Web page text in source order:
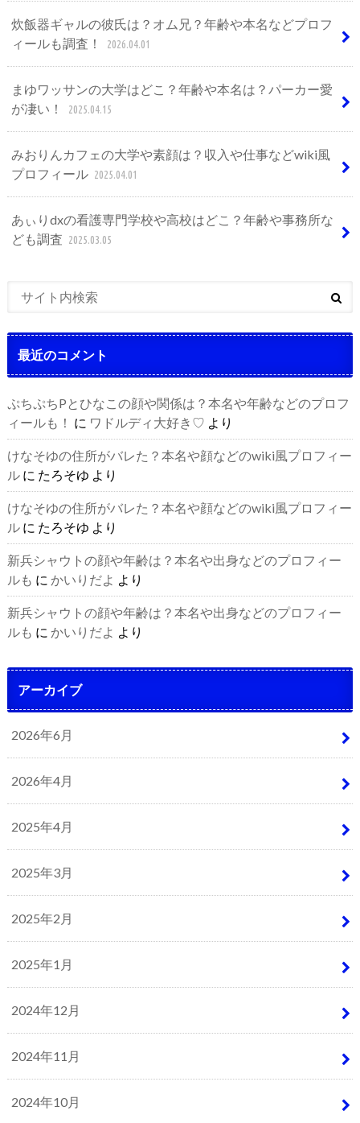
炊飯器ギャルの彼氏は？オム兄？年齢や本名などプロフ
ィールも調査！
2026.04.01
まゆワッサンの大学はどこ？年齢や本名は？パーカー愛
が凄い！
2025.04.15
みおりんカフェの大学や素顔は？収入や仕事などwiki風
プロフィール 2025.04.01
あぃりdxの看護専門学校や高校はどこ？年齢や事務所な
ども調査 2025.03.05
最近のコメント
ぷちぷちPとひなこの顔や関係は？本名や年齢などのプロフ
ィールも！ に ワドルディ大好き♡ より
けなそゆの住所がバレた？本名や顔などのwiki風プロフィー
ルに たろそゆ より
けなそゆの住所がバレた？本名や顔などのwiki風プロフィー
ルに たろそゆ より
新兵シャウトの顔や年齢は？本名や出身などのプロフィー
ルも に かいりだよ より
新兵シャウトの顔や年齢は？本名や出身などのプロフィー
ルも に かいりだよ より
アーカイブ
2026年6月
2026年4月
2025年4月
2025年3月
2025年2月
2025年1月
2024年12月
2024年11月
2024年10月